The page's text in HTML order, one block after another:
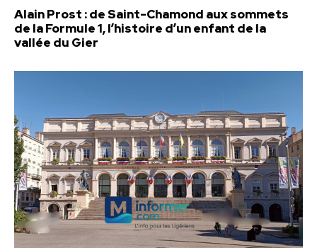
Alain Prost : de Saint-Chamond aux sommets
de la Formule 1, l’histoire d’un enfant de la
vallée du Gier